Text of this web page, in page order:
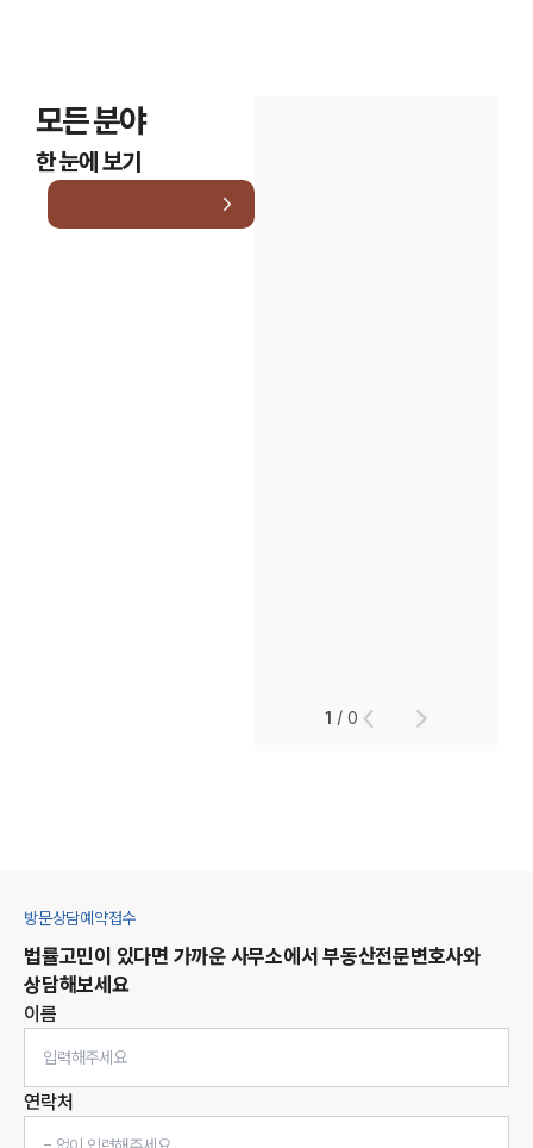
대륜법률상담예약
대륜법률상담예약
모든 분야
한 눈에 보기
1 /0
방문상담예약접수
법률고민이 있다면 가까운 사무소에서 부동산전문변호사와
상담해보세요
이름
연락처